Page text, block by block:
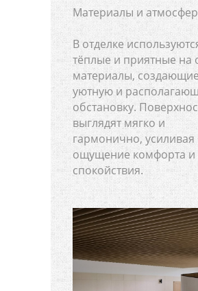
Материалы и
В отделке
тёплые и приятные на
материалы, создающие
уютную и
обстановку.
выглядят мягко и
гармонично, усиливая
ощущение комфорта и
спокойствия.